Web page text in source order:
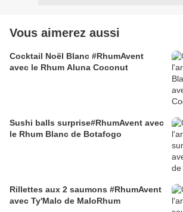
Vous aimerez aussi
Cocktail Noël Blanc #RhumAvent
avec le Rhum Aluna Coconut
Sushi balls surprise#RhumAvent avec
le Rhum Blanc de Botafogo
Rillettes aux 2 saumons #RhumAvent
avec Ty'Malo de MaloRhum